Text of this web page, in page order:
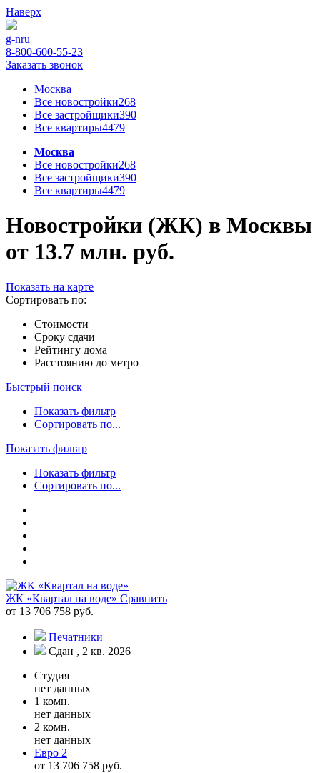
Наверх
g-nru
8-800-600-55-23
Заказать звонок
Москва
Все новостройки268
Все застройщики390
Все квартиры4479
Москва
Все новостройки268
Все застройщики390
Все квартиры4479
Новостройки (ЖК) в Москвы
от 13.7 млн. руб.
Показать на карте
Сортировать по:
Стоимости
Сроку сдачи
Рейтингу дома
Расстоянию до метро
Быстрый поиск
Показать фильтр
Сортировать по...
Показать фильтр
Показать фильтр
Сортировать по...
ЖК «Квартал на воде» Сравнить
от 13 706 758 руб.
Печатники
Сдан , 2 кв. 2026
Студия
нет данных
1 комн.
нет данных
2 комн.
нет данных
Евро 2
от 13 706 758 руб.